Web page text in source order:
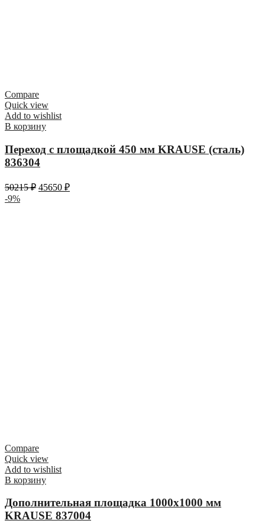
Compare
Quick view
Add to wishlist
В корзину
Переход с площадкой 450 мм KRAUSE (сталь)
836304
50215₽ 45650 ₽
-9%
Compare
Quick view
Add to wishlist
В корзину
Дополнительная площадка 1000х1000 мм
KRAUSE 837004